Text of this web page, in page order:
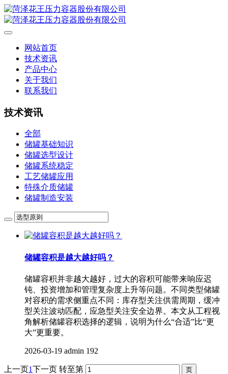
网站首页
技术资讯
产品中心
关于我们
联系我们
技术资讯
全部
储罐基础知识
储罐选型设计
储罐系统稳定
工艺储罐应用
特殊介质储罐
储罐制造安装
储罐容积是越大越好吗？
储罐容积并非越大越好，过大的容积可能带来响应迟
钝、投资增加和管理复杂度上升等问题。不同类型储罐
对容积的需求侧重点不同：库存型关注供需周期，缓冲
型关注波动匹配，应急型关注安全边界。本文从工程视
角解析储罐容积选择的逻辑，说明为什么“合适”比“更
大”更重要。
2026-03-19 admin 192
上一页1下一页 转至第